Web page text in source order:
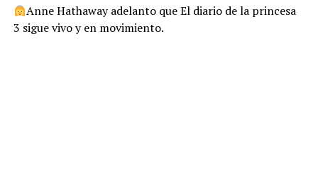
Anne Hathaway adelanto que El diario de la princesa
3 sigue vivo y en movimiento.